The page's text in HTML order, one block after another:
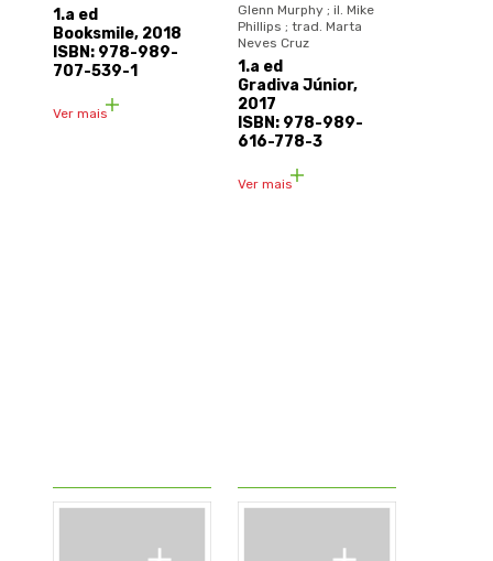
1.a ed
Booksmile, 2018
ISBN: 978-989-
707-539-1
Ver mais
Glenn Murphy ; il. Mike
Phillips ; trad. Marta
Neves Cruz
1.a ed
Gradiva Júnior,
2017
ISBN: 978-989-
616-778-3
Ver mais